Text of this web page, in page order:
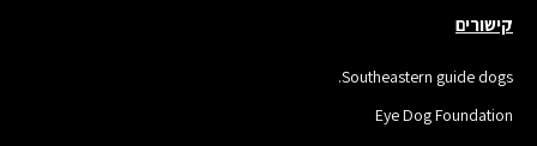
קישורים
Southeastern guide dogs.
Eye Dog Foundation